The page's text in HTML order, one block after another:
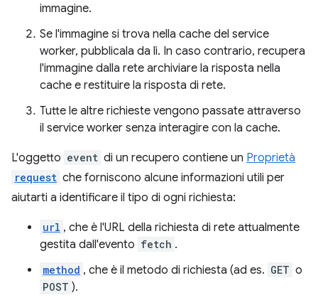
immagine.
Se l'immagine si trova nella cache del service
worker, pubblicala da lì. In caso contrario, recupera
l'immagine dalla rete archiviare la risposta nella
cache e restituire la risposta di rete.
Tutte le altre richieste vengono passate attraverso
il service worker senza interagire con la cache.
L'oggetto event di un recupero contiene un Proprietà
request che forniscono alcune informazioni utili per
aiutarti a identificare il tipo di ogni richiesta:
url , che è l'URL della richiesta di rete attualmente
gestita dall'evento fetch .
method , che è il metodo di richiesta (ad es. GET o
POST ).